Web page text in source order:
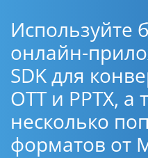
Используйте
онлайн-
SDK для
OTT и PPTX, а
несколько
форматов от